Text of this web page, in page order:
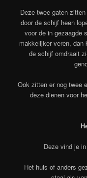
Deze twee gaten
door de schijf heen
voor de in gezaagde
makkelijker veren,
de schijf omdraait
Ook zitten er nog twee
deze dienen voor
Deze vind je
Het huis of anders